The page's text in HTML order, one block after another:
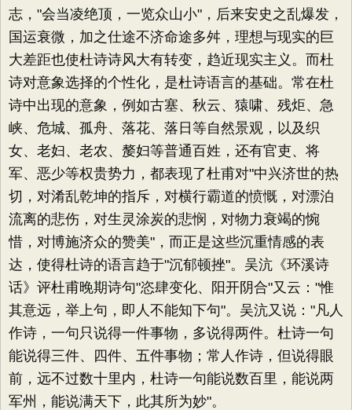
志，"会当凌绝顶，一览众山小"，后来安史之乱爆发，
国运衰微，加之仕途不济命途多舛，理想与现实的巨
大差距也使杜诗诗风大有转变，趋近现实主义。而杜
诗对意象选择的个性化，是杜诗语言的基础。常在杜
诗中出现的意象，例如古塞、秋云、猿啸、残炬、急
峡、危城、孤舟、落花、落日等自然景观，以及织
女、老妇、老农、嫠妇等普通百姓，还有官吏、将
军、恶少等权贵势力，都表现了杜甫对"中兴济世的热
切，对淆乱乾坤的指斥，对横行霸道的愤慨，对漂泊
流离的悲伤，对生灵涂炭的悲悯，对物力衰竭的惋
惜，对博施济众的赞美"，而正是这些沉重情感的表
达，使得杜诗的语言趋于"沉郁顿挫"。吴沆《环溪诗
话》评杜甫晚期诗句"恣肆变化、阳开阴合"又云："惟
其意远，举上句，即人不能知下句"。吴沆又说："凡人
作诗，一句只说得一件事物，多说得两件。杜诗一句
能说得三件、四件、五件事物；常人作诗，但说得眼
前，远不过数十里内，杜诗一句能说数百里，能说两
军州，能说满天下，此其所为妙"。